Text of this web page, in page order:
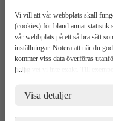
[...]
Vi vill att vår webbplats skall
(cookies) för bland annat statistik
vår webbplats på ett så bra sätt
inställningar. Notera att när du
kommer viss data överföras
bolag vet vi inte exakt. Till
risker för dina personuppgifter.
brottsbekämpande myndigheter i
Visa detaljer
Filter Mer information
El-Björn
Vital del av
Passar TF15HV